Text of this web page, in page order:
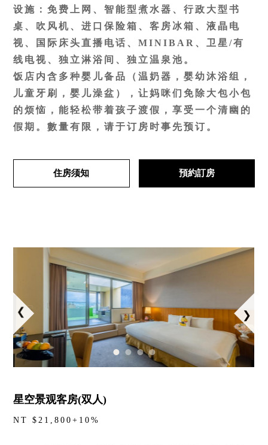
设施：免费上网、智能型煮水器、行政大型书
桌、吹风机、进口保险箱、客房冰箱、液晶电
视、国际床头直播电话、MINIBAR、卫星/有
线电视、独立淋浴间、独立温泉池。
饭店内含多种婴儿备品（温奶器，婴幼沐浴组，
儿童牙刷，婴儿澡盆），让妈咪们免除大包小包
的烦恼，能轻松带着孩子渡假，享受一个清幽的
假期。數量有限，请于订房时事先预订。
住房须知 預約訂房
星空景观客房(双人)
NT $21,800+10%